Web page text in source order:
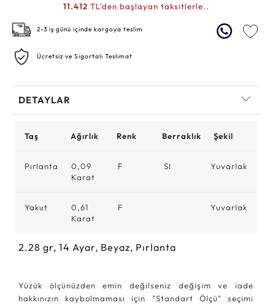
11.412 TL'den başlayan taksitlerle..
2-3 iş günü içinde kargoya teslim
Ücretsiz ve Sigortalı Teslimat
DETAYLAR
Taş Ağırlık Renk Berraklık Şekil
Pırlanta
0,09
Karat
F SI Yuvarlak
Yakut
0,61
Karat
F Yuvarlak
2.28 gr, 14 Ayar, Beyaz, Pırlanta
Yüzük ölçünüzden emin değilseniz değişim ve iade
hakkınızın kaybolmaması için "Standart Ölçü" seçimi